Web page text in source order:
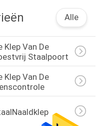
Alle
Klep Van De
Staalpoort
Klep Van De